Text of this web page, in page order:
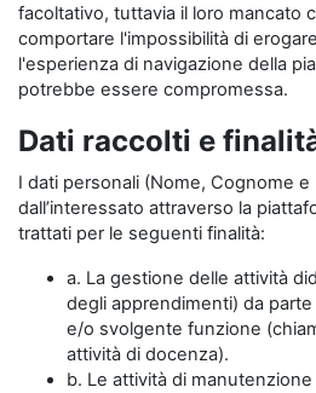
facoltativo, tuttavia il loro mancato
comportare l'impossibilità di
l'esperienza di navigazione della
potrebbe essere compromessa.
Dati raccolti e
I dati personali (Nome, Cognome e
dall’interessato attraverso la
trattati per le seguenti finalità:
a. La gestione delle attività
degli apprendimenti) da
e/o svolgente funzione
attività di docenza).
b. Le attività di